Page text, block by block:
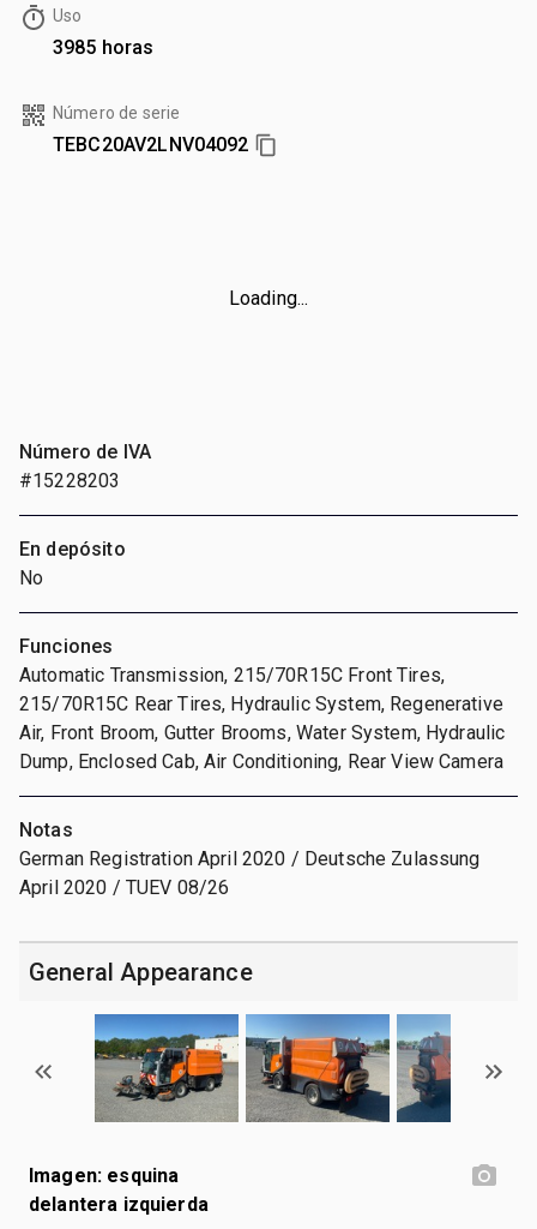
Uso
3985 horas
Número de serie
TEBC20AV2LNV04092
Loading...
Número de IVA
#15228203
En depósito
No
Funciones
Automatic Transmission, 215/70R15C Front Tires,
215/70R15C Rear Tires, Hydraulic System, Regenerative
Air, Front Broom, Gutter Brooms, Water System, Hydraulic
Dump, Enclosed Cab, Air Conditioning, Rear View Camera
Notas
German Registration April 2020 / Deutsche Zulassung
April 2020 / TUEV 08/26
General Appearance
Imagen: esquina
delantera izquierda